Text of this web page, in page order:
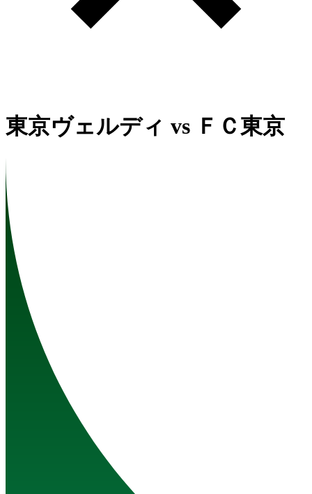
東京ヴェルディ vs ＦＣ東京